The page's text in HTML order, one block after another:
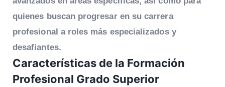
quienes buscan progresar en su carrera
profesional a roles más especializados y
desafiantes.
Características de la Formación
Profesional Grado Superior